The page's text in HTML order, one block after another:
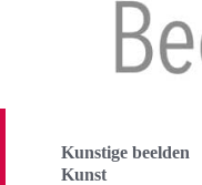
Kunstige beelden
Kunst